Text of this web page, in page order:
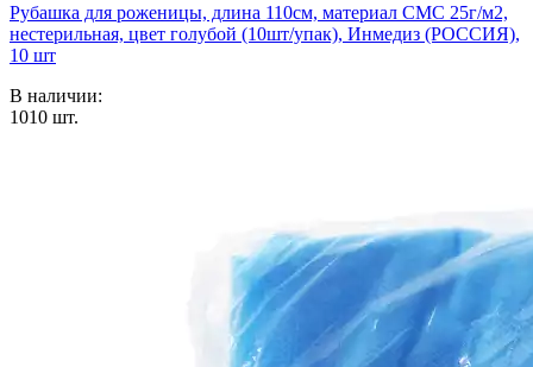
Рубашка для роженицы, длина 110см, материал СМС 25г/м2,
нестерильная, цвет голубой (10шт/упак), Инмедиз (РОССИЯ),
10 шт
В наличии:
1010 шт.